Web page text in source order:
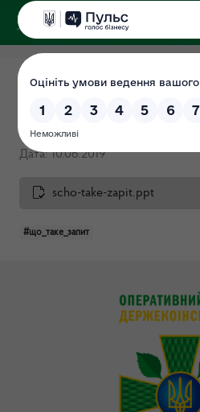
у Львівській
Що таке запит
інформацію
Дата: 10.06.2019
scho-take-zapit.ppt
#що_таке_запит